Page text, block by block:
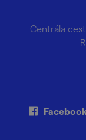
Centrála